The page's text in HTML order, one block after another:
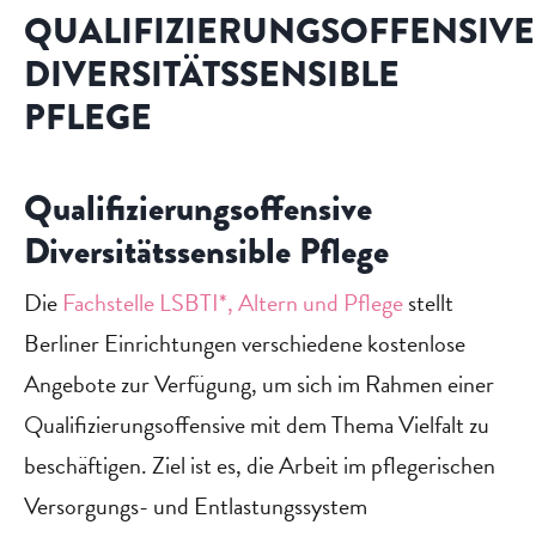
QUALIFIZIERUNGSOFFENSIVE
DIVERSITÄTSSENSIBLE
PFLEGE
Qualifizierungsoffensive
Diversitätssensible Pflege
Die Fachstelle LSBTI*, Altern und Pflegestellt
Berliner Einrichtungen verschiedene kostenlose
Angebote zur Verfügung, um sich im Rahmen einer
Qualifizierungsoffensive mit dem Thema Vielfalt zu
beschäftigen. Ziel ist es, die Arbeit im pflegerischen
Versorgungs- und Entlastungssystem